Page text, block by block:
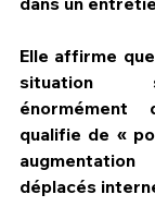
Elle affirme
situation
énormément
qualifie de «
déplacés